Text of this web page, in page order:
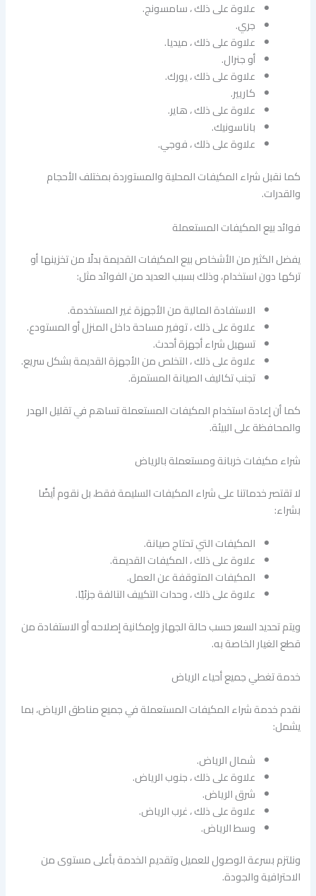
علاوة على ذلك ، سامسونج.
جري.
علاوة على ذلك ، ميديا.
أو جنرال.
علاوة على ذلك ، يورك.
كاريير.
علاوة على ذلك ، هاير.
باناسونيك.
علاوة على ذلك ، فوجي.
كما نقبل شراء المكيفات المحلية والمستوردة بمختلف الأحجام
والقدرات.
فوائد بيع المكيفات المستعملة
يفضل الكثير من الأشخاص بيع المكيفات القديمة بدلًا من تخزينها أو
تركها دون استخدام، وذلك بسبب العديد من الفوائد مثل:
الاستفادة المالية من الأجهزة غير المستخدمة.
علاوة على ذلك ، توفير مساحة داخل المنزل أو المستودع.
تسهيل شراء أجهزة أحدث.
علاوة على ذلك ، التخلص من الأجهزة القديمة بشكل سريع.
تجنب تكاليف الصيانة المستمرة.
كما أن إعادة استخدام المكيفات المستعملة تساهم في تقليل الهدر
والمحافظة على البيئة.
شراء مكيفات خربانة ومستعملة بالرياض
لا تقتصر خدماتنا على شراء المكيفات السليمة فقط، بل نقوم أيضًا
بشراء:
المكيفات التي تحتاج صيانة.
علاوة على ذلك ، المكيفات القديمة.
المكيفات المتوقفة عن العمل.
علاوة على ذلك ، وحدات التكييف التالفة جزئيًا.
ويتم تحديد السعر حسب حالة الجهاز وإمكانية إصلاحه أو الاستفادة من
قطع الغيار الخاصة به.
خدمة تغطي جميع أحياء الرياض
نقدم خدمة شراء المكيفات المستعملة في جميع مناطق الرياض، بما
يشمل:
شمال الرياض.
علاوة على ذلك ، جنوب الرياض.
شرق الرياض.
علاوة على ذلك ، غرب الرياض.
وسط الرياض.
ونلتزم بسرعة الوصول للعميل وتقديم الخدمة بأعلى مستوى من
الاحترافية والجودة.